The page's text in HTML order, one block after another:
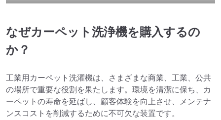
なぜカーペット洗浄機を購入するの
か？
工業用カーペット洗濯機は、さまざまな商業、工業、公共
の場所で重要な役割を果たします。環境を清潔に保ち、カ
ーペットの寿命を延ばし、顧客体験を向上させ、メンテナ
ンスコストを削減するために不可欠な装置です。